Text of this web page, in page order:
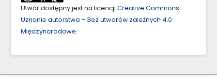
Utwór dostępny jest na licencji Creative Commons
Uznanie autorstwa – Bez utworów zależnych 4.0
Międzynarodowe.